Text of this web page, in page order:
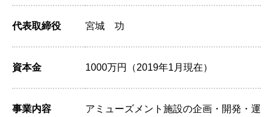
代表取締役 宮城 功
資本金 1000万円（2019年1月現在）
事業内容
アミューズメント施設の企画・開発・運